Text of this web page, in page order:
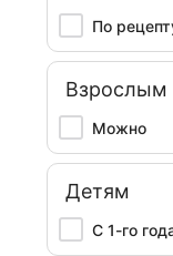
По
Взрослым
Можно
Детям
С 1-го